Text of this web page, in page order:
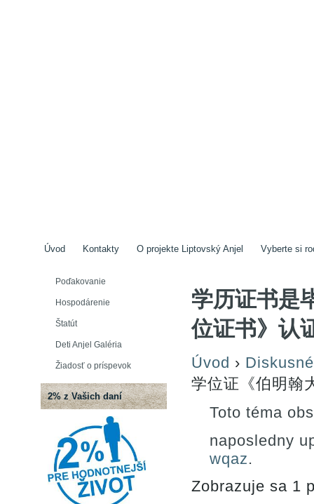
Úvod Kontakty O projekte Liptovský Anjel Vyberte si
Poďakovanie
Hospodárenie
Štatút
Deti Anjel Galéria
Žiadosť o príspevok
2% z Vašich daní
学历证书是
位证书》认
Úvod ›
学位证《伯明翰
Toto téma
naposledny
wqaz.
Zobrazuje sa 1